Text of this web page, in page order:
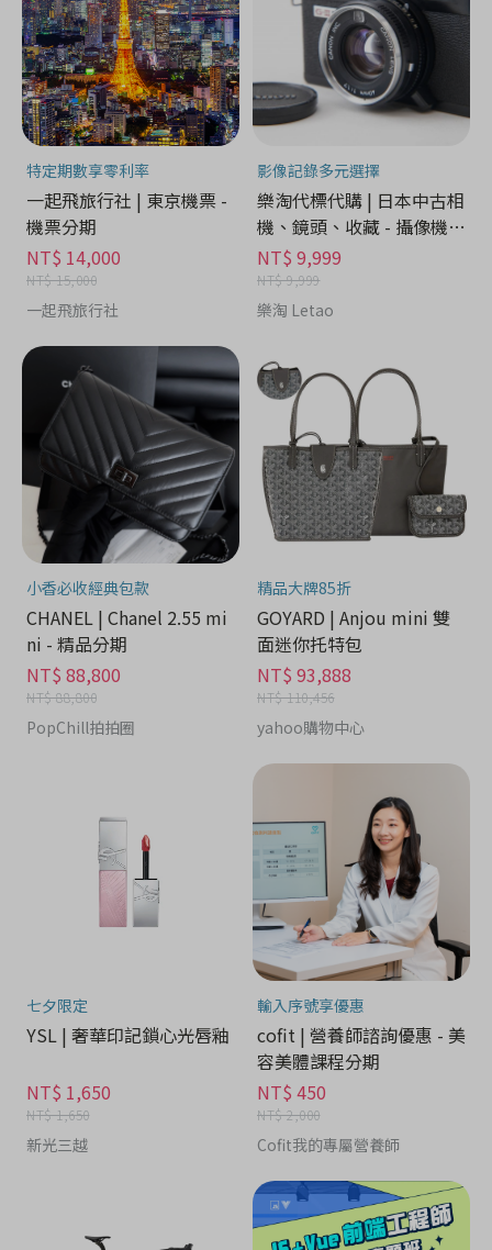
特定期數享零利率
一起飛旅行社 | 東京機票 -
機票分期
NT$ 14,000
NT$ 15,000
一起飛旅行社
影像記錄多元選擇
樂淘代標代購 | 日本中古相
機、鏡頭、收藏 - 攝像機分
期
NT$ 9,999
NT$ 9,999
樂淘 Letao
小香必收經典包款
CHANEL | Chanel 2.55 mi
ni - 精品分期
NT$ 88,800
NT$ 88,800
PopChill拍拍圈
精品大牌85折
GOYARD | Anjou mini 雙
面迷你托特包
NT$ 93,888
NT$ 110,456
yahoo購物中心
七夕限定
YSL | 奢華印記鎖心光唇釉
NT$ 1,650
NT$ 1,650
新光三越
輸入序號享優惠
cofit | 營養師諮詢優惠 - 美
容美體課程分期
NT$ 450
NT$ 2,000
Cofit我的專屬營養師